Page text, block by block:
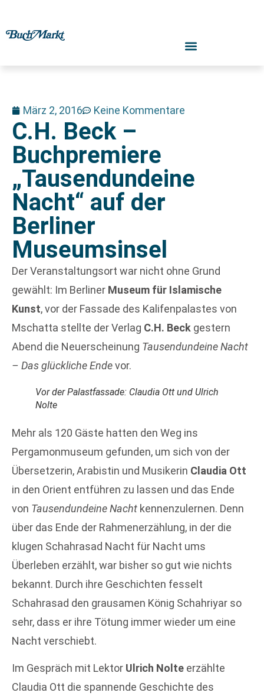
März 2, 2016 Keine Kommentare
C.H. Beck –
Buchpremiere
„Tausendundeine
Nacht“ auf der
Berliner
Museumsinsel
Der Veranstaltungsort war nicht ohne Grund
gewählt: Im Berliner Museum für Islamische
Kunst, vor der Fassade des Kalifenpalastes von
Mschatta stellte der Verlag C.H. Beck gestern
Abend die Neuerscheinung Tausendundeine Nacht
– Das glückliche Endevor.
Vor der Palastfassade: Claudia Ott und Ulrich
Nolte
Mehr als 120 Gäste hatten den Weg ins
Pergamonmuseum gefunden, um sich von der
Übersetzerin, Arabistin und Musikerin Claudia Ott
in den Orient entführen zu lassen und das Ende
von Tausendundeine Nacht kennenzulernen. Denn
über das Ende der Rahmenerzählung, in der die
klugen Schahrasad Nacht für Nacht ums
Überleben erzählt, war bisher so gut wie nichts
bekannt. Durch ihre Geschichten fesselt
Schahrasad den grausamen König Schahriyar so
sehr, dass er ihre Tötung immer wieder um eine
Nacht verschiebt.
Im Gespräch mit Lektor Ulrich Nolte erzählte
Claudia Ott die spannende Geschichte des